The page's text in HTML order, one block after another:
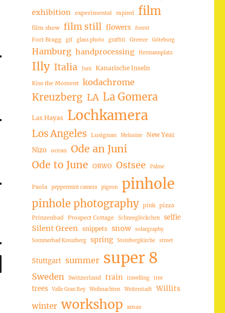
SUCHEN
exhibition experimental expired film
film show film still flowers forest
Fort Bragg gif glass photo graffiti Greece Göteborg
Hamburg handprocessing Hermannplatz
Illy Italia Juni Kanarische Inseln
Kiss the Moment kodachrome
Kreuzberg LA La Gomera
Las Hayas Lochkamera
Los Angeles Lusignan Melusine New Year
Nizo ocean
Ode an Juni
Ode to June ORWO Ostsee Palme
Paola peppermint camera pigeon pinhole
pinhole photography pink pizza
Prinzenbad
Prospect Cottage Schneeglöckchen selfie
Silent Green snippets snow
solargraphy
Sommerbad Kreuzberg
spring Steinbergkirche street
Stuttgart summer super 8
Sweden Switzerland train travelling tree
trees Valle Gran Rey Weihnachten Weiterstadt Willits
winter workshop xmas